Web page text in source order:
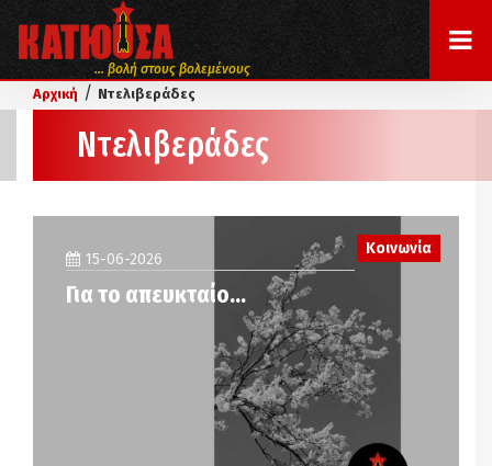
... βολή στους βολεμένους
Αρχική / Ντελιβεράδες
Ντελιβεράδες
Κοινωνία
15-06-2026
Για το απευκταίο…